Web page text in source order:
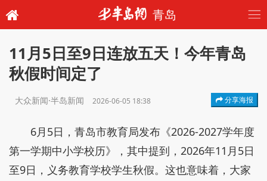
青岛
11月5日至9日连放五天！今年青岛
秋假时间定了
大众新闻·半岛新闻 2026-06-05 18:38 分享海报
6月5日，青岛市教育局发布《2026-2027学年度
第一学期中小学校历》，其中提到，2026年11月5日
至9日，义务教育学校学生秋假。这也意味着，大家